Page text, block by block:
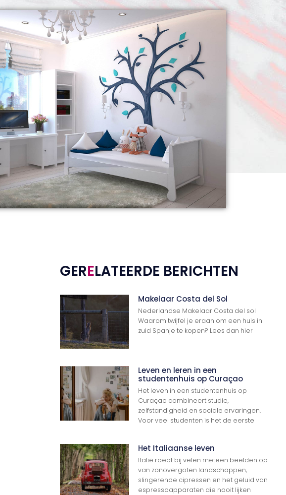
GERELATEERDE BERICHTEN
Makelaar Costa del Sol
Nederlandse Makelaar Costa del sol
Waarom twijfel je eraan om een huis in
zuid Spanje te kopen? Lees dan hier
Leven en leren in een
studentenhuis op Curaçao
Het leven in een studentenhuis op
Curaçao combineert studie,
zelfstandigheid en sociale ervaringen.
Voor veel studenten is het de eerste
Het Italiaanse leven
Italië roept bij velen meteen beelden op
van zonovergoten landschappen,
slingerende cipressen en het geluid van
espressoapparaten die nooit lijken